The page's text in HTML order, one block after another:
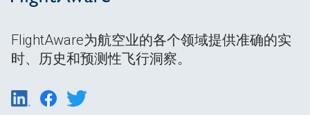
FlightAware为航空业的各个领域提供准确的实
时、历史和预测性飞行洞察。